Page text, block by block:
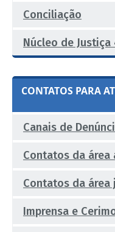
Conciliação
Núcleo de Justiça
CONTATOS PARA
Canais de
Contatos da
Contatos da área
Imprensa e